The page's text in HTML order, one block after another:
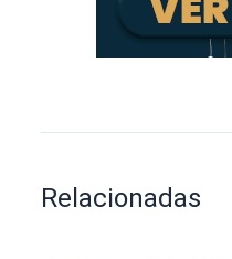
Relacionadas